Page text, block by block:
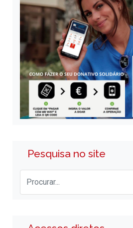
Pesquisa no site